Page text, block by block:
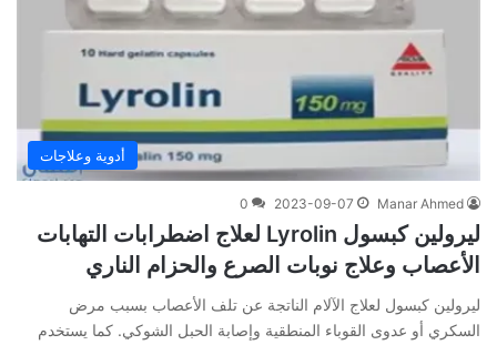
أدوية وعلاجات
Manar Ahmed
2023-09-07
0
ليرولين كبسول Lyrolin لعلاج اضطرابات التهابات
الأعصاب وعلاج نوبات الصرع والحزام الناري
ليرولين كبسول لعلاج الآلام الناتجة عن تلف الأعصاب بسبب مرض
السكري أو عدوى القوباء المنطقية وإصابة الحبل الشوكي. كما يستخدم